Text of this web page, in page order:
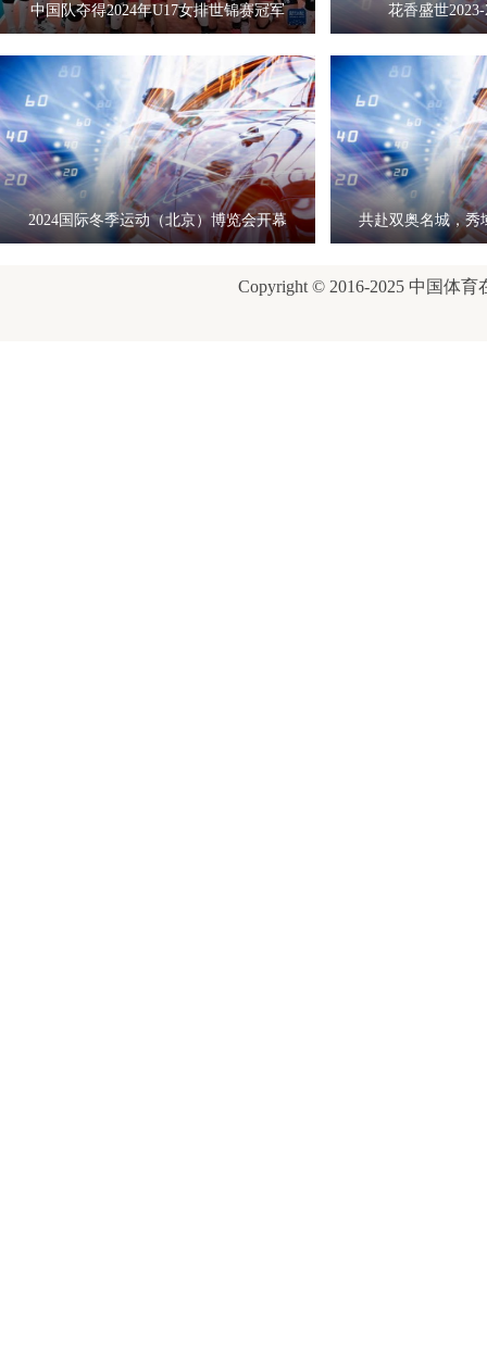
中国队夺得2024年U17女排世锦赛冠军 花香盛世
2024国际冬季运动（北京）博览会开幕
共赴双奥名城，秀
Copyright © 2016-2025 中国体